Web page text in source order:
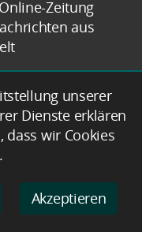
Zeitung
aus
unserer
Dienste erklären
dass wir Cookies
Akzeptieren